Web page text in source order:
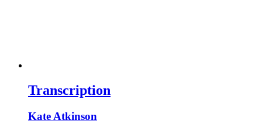
Transcription
Kate Atkinson